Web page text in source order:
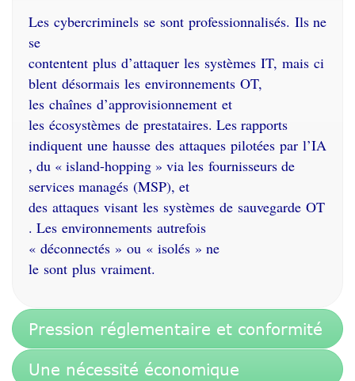
Les cybercriminels se sont professionnalisés. Ils ne
se
contentent plus d’attaquer les systèmes IT, mais ci
blent désormais les environnements OT,
les chaînes d’approvisionnement et
les écosystèmes de prestataires. Les rapports
indiquent une hausse des attaques pilotées par l’IA
, du « island-hopping » via les fournisseurs de
services managés (MSP), et
des attaques visant les systèmes de sauvegarde OT
. Les environnements autrefois
« déconnectés » ou « isolés » ne
le sont plus vraiment.
Pression réglementaire et conformité
Une nécessité économique